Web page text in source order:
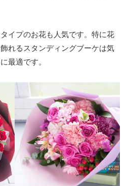
イプのお花も人気です。特に花
れるスタンディングブーケは気
最適です。